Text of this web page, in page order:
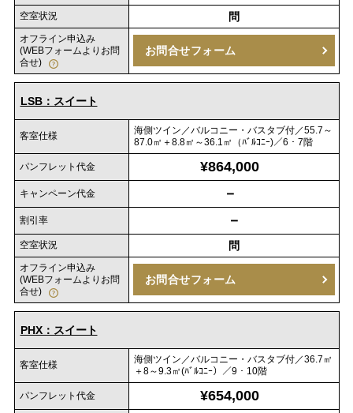
空室状況 問
オフライン申込み
(WEBフォームよりお問
合せ)
お問合せフォーム
LSB：スイート
客室仕様
海側ツイン／バルコニー・バスタブ付／55.7～
87.0㎡＋8.8㎡～36.1㎡（ﾊﾞﾙｺﾆｰ)／6・7階
パンフレット代金 ¥864,000
キャンペーン代金 －
割引率 －
空室状況 問
オフライン申込み
(WEBフォームよりお問
合せ)
お問合せフォーム
PHX：スイート
客室仕様
海側ツイン／バルコニー・バスタブ付／36.7㎡
＋8～9.3㎡(ﾊﾞﾙｺﾆｰ）／9・10階
パンフレット代金 ¥654,000